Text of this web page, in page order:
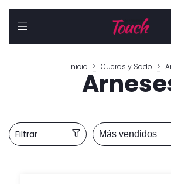
Inicio > Cueros y Sado >
Filtrar